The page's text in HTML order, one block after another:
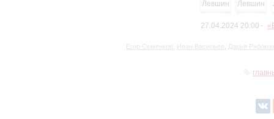
27.04.2024 20:00
Егор Семенков Иван Васильев Дарья